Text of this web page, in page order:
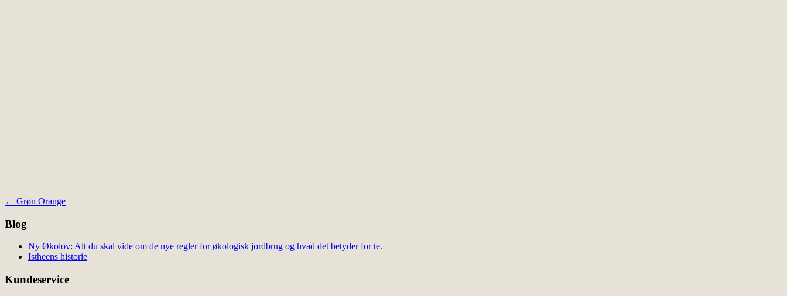
Indlægsnavigation
← Grøn Orange
Blog
Ny Økolov: Alt du skal vide om de nye regler for økologisk jordbrug og hvad det betyder for te.
Istheens historie
Kundeservice